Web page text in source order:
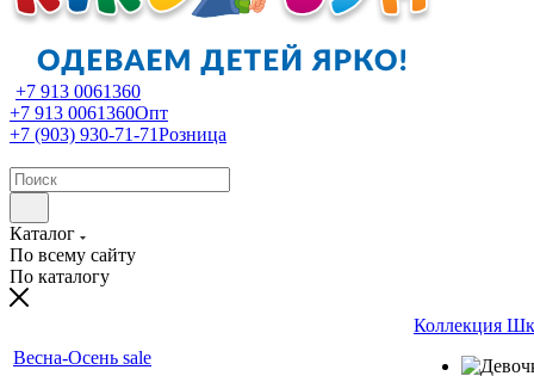
+7 913 0061360
+7 913 0061360Опт
+7 (903) 930-71-71Розница
Каталог
По всему сайту
По каталогу
Весна-Осень sale
Коллекция